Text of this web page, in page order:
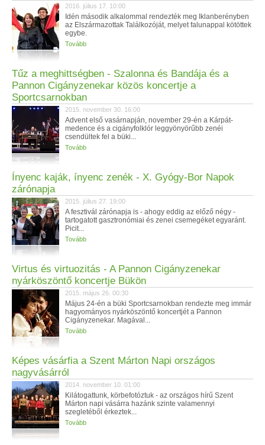
2016. július 17. 10:00
Idén második alkalommal rendezték meg Iklanberényben
az Elszármazottak Találkozóját, melyet falunappal kötöttek
egybe.
Tovább
Tűz a meghittségben - Szalonna és Bandája és a
Pannon Cigányzenekar közös koncertje a
Sportcsarnokban
2015. november 30. 16:00
Advent első vasárnapján, november 29-én a Kárpát-
medence és a cigányfolklór leggyönyörűbb zenéi
csendültek fel a büki...
Tovább
Ínyenc kaják, ínyenc zenék - X. Gyógy-Bor Napok
zárónapja
2015. július 27. 19:00
A fesztivál zárónapja is - ahogy eddig az előző négy -
tartogatott gasztronómiai és zenei csemegéket egyaránt.
Picit...
Tovább
Virtus és virtuozitás - A Pannon Cigányzenekar
nyárköszöntő koncertje Bükön
2015. május 26. 00:30
Május 24-én a büki Sportcsarnokban rendezte meg immár
hagyományos nyárköszöntő koncertjét a Pannon
Cigányzenekar. Magával...
Tovább
Képes vásárfia a Szent Márton Napi országos
nagyvásárról
2014. november 10. 01:00
Kilátogattunk, körbefotóztuk - az országos hírű Szent
Márton napi vásárra hazánk szinte valamennyi
szegletéből érkeztek...
Tovább